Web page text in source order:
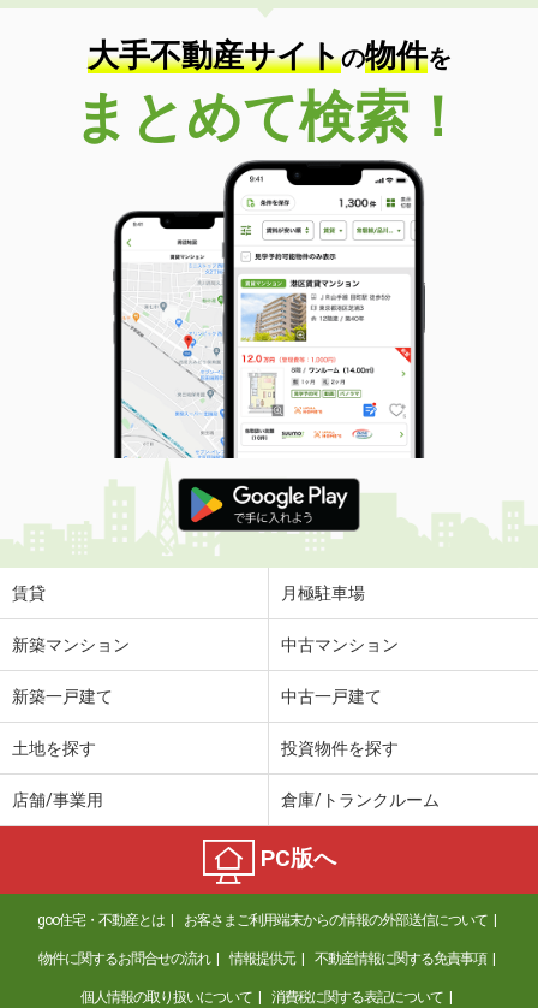
専有面積 25.67m²
間取り
ワンルーム
兵庫県三木市志染町東自由が丘１丁目
価 格
6万円
兵庫県三木市志染町東自由が丘１丁目
22.77m²
間取り
ワンルーム
兵庫県明石市朝霧町３丁目
価 格
5.80万円
住 所
兵庫県明石市朝霧町３丁目
専有面積 20.28m²
間取り
1K
兵庫県尼崎市稲葉荘１丁目
価 格
4.30万円
住 所
兵庫県尼崎市稲葉荘１丁目
専有面積
兵庫県神戸市灘区将軍通２丁目
6.80万円
兵庫県伊丹市荻野３
8.70万円
住 所
兵庫県伊丹市荻野３
専有面積 65.7m²
間取り
3LDK
兵庫県伊丹市北本町２
大手不動産サイトの物件を
まとめて検索！
賃貸 月極駐車場
新築マンション 中古マンション
新築一戸建て 中古一戸建て
土地を探す 投資物件を探す
店舗/事業用 倉庫/トランクルーム
PC版へ
goo住宅・不動産とは お客さまご利用端末からの情報の外部送信について
物件に関するお問合せの流れ 情報提供元 不動産情報に関する免責事項
個人情報の取り扱いについて 消費税に関する表記について